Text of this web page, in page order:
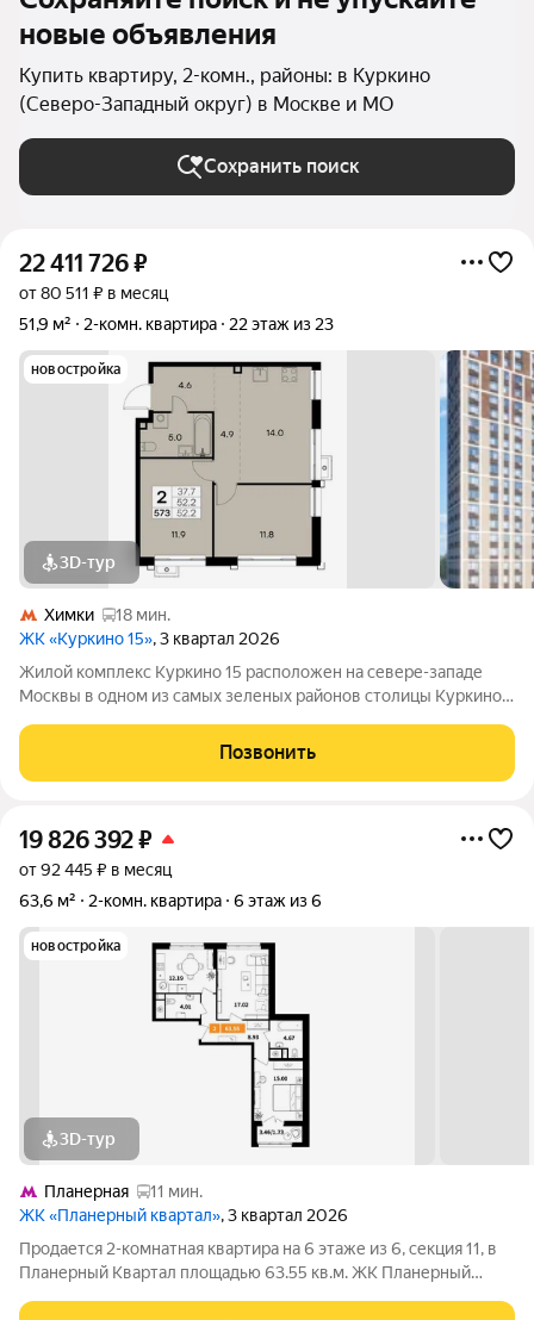
новые объявления
Купить квартиру, 2-комн., районы: в Куркино
(Северо-Западный округ) в Москве и МО
Сохранить поиск
22 411 726₽
от 80 511 ₽ в месяц
51,9 м²
2-комн. квартира 22 этаж из 23
новостройка
3D-тур
Химки
18 мин.
ЖК «Куркино 15», 3 квартал 2026
Жилой комплекс Куркино 15 расположен на севере-западе
Москвы в одном из самых зеленых районов столицы Куркино.
которых открывается вдохновляющий вид на лесопарк и
мегаполис. Комплекс состоит
Позвонить
19 826 392₽
от 92 445 ₽ в месяц
63,6 м²
2-комн. квартира 6 этаж из 6
новостройка
3D-тур
Планерная
11 мин.
ЖК «Планерный квартал», 3 квартал 2026
Продается 2-комнатная квартира на 6 этаже из 6, секция 11, в
Планерный Квартал площадью 63.55 кв.м. ЖК Планерный